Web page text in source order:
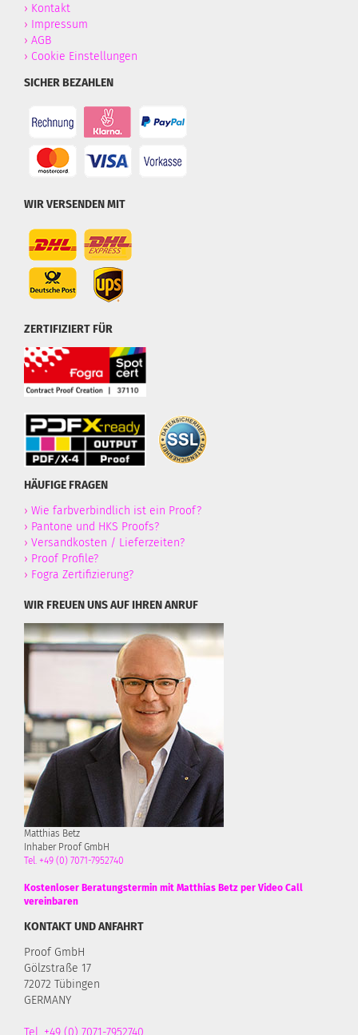
› Kontakt
› Impressum
› AGB
› Cookie Einstellungen
SICHER BEZAHLEN
WIR VERSENDEN MIT
ZERTIFIZIERT FÜR
HÄUFIGE FRAGEN
› Wie farbverbindlich ist ein Proof?
› Pantone und HKS Proofs?
› Versandkosten / Lieferzeiten?
› Proof Profile?
› Fogra Zertifizierung?
WIR FREUEN UNS AUF IHREN ANRUF
Matthias Betz
Inhaber Proof GmbH
Tel. +49 (0) 7071-7952740
Kostenloser Beratungstermin mit Matthias Betz per Video Call
vereinbaren
KONTAKT UND ANFAHRT
Proof GmbH
Gölzstraße 17
72072 Tübingen
GERMANY
Tel. +49 (0) 7071-7952740